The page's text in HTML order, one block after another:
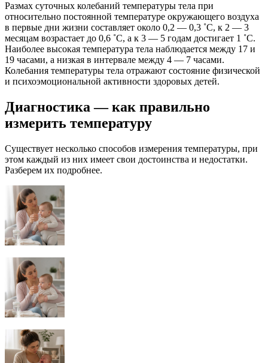
Размах суточных колебаний температуры тела при
относительно постоянной температуре окружающего воздуха
в первые дни жизни составляет около 0,2 — 0,3 ˚С, к 2 — 3
месяцам возрастает до 0,6 ˚С, а к 3 — 5 годам достигает 1 ˚С.
Наиболее высокая температура тела наблюдается между 17 и
19 часами, а низкая в интервале между 4 — 7 часами.
Колебания температуры тела отражают состояние физической
и психоэмоциональной активности здоровых детей.
Диагностика — как правильно
измерить температуру
Существует несколько способов измерения температуры, при
этом каждый из них имеет свои достоинства и недостатки.
Разберем их подробнее.